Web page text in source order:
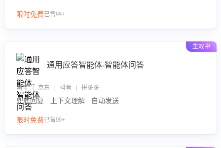
限时免费已售99+
生效中
通用应答智能体-智能体问答
淘宝 | 京东 | 抖音 | 拼多多
兜底回复 · 上下文理解 · 自动发送
限时免费已售99+